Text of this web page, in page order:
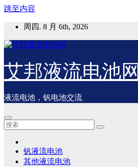
跳至内容
周四. 8 月 6th, 2026
艾邦液流电池网
液流电池，钒电池交流
钒液流电池
其他液流电池